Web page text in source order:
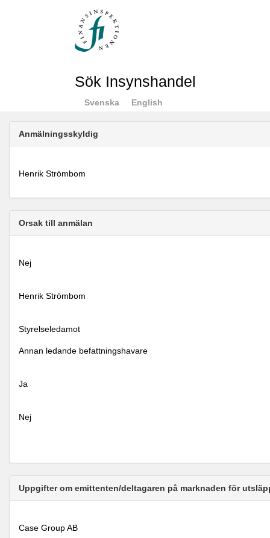
Sök Insynshandel
Svenska English
Anmälningsskyldig
Henrik Strömbom
Orsak till anmälan
Nej
Henrik Strömbom
Styrelseledamot
Annan ledande befattningshavare
Ja
Nej
Uppgifter om emittenten/deltagaren på marknaden för
Case Group AB